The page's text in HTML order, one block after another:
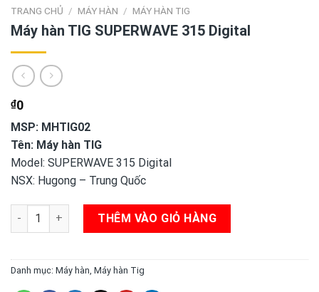
TRANG CHỦ / MÁY HÀN / MÁY HÀN TIG
Máy hàn TIG SUPERWAVE 315 Digital
₫0
MSP: MHTIG02
Tên: Máy hàn TIG
Model: SUPERWAVE 315 Digital
NSX: Hugong – Trung Quốc
Máy hàn TIG SUPERWAVE 315 Digital số lượng
THÊM VÀO GIỎ HÀNG
Danh mục: Máy hàn Máy hàn Tig